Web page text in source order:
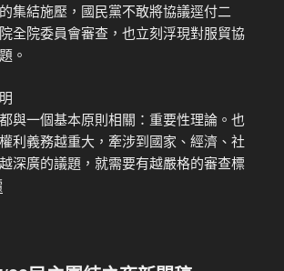
集結施壓，國民黨不敢將協議逕付二
全院委員會審查，也立刻浮現對服貿協
。
與一個基本原則相關：重要性理論。也
利義務越重大，牽涉到國家、經濟、社
深廣的議題，就需要有越嚴格的審查標